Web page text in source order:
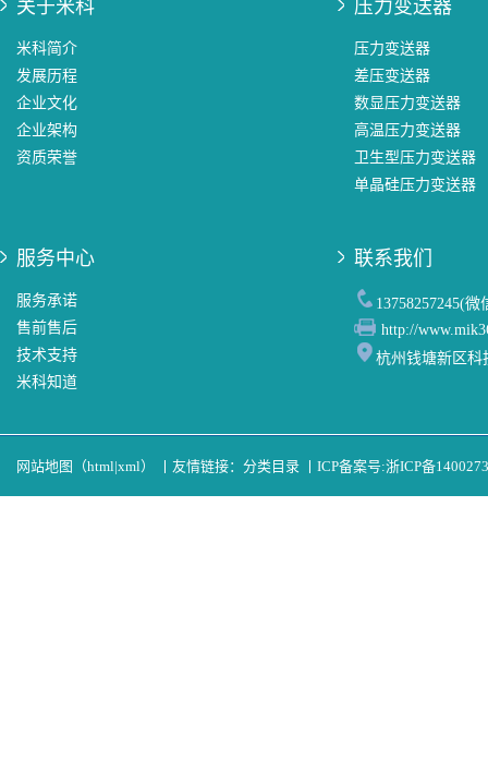
关于米科
米科简介
发展历程
企业文化
企业架构
资质荣誉
压力变送器
压力变送器
差压变送器
数显压力变送器
高温压力变送器
卫生型压力变送器
单晶硅压力变送器
服务中心
服务承诺
售前售后
技术支持
米科知道
联系我们
13758257245(微
http://
杭州钱塘新区科
网站地图（html|xml） 友情链接： 分类目录 ICP备案号:浙ICP备